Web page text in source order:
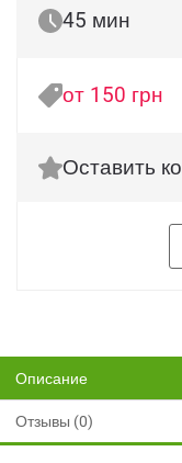
45 мин
от 150 грн
Оставить
Описание
Отзывы (0)